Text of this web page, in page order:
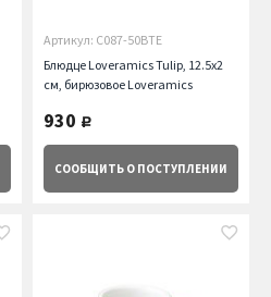
Артикул: C087-50BTE
Блюдце Loveramics Tulip, 12.5х2
см, бирюзовое Loveramics
930 руб.
СООБЩИТЬ О ПОСТУПЛЕНИИ